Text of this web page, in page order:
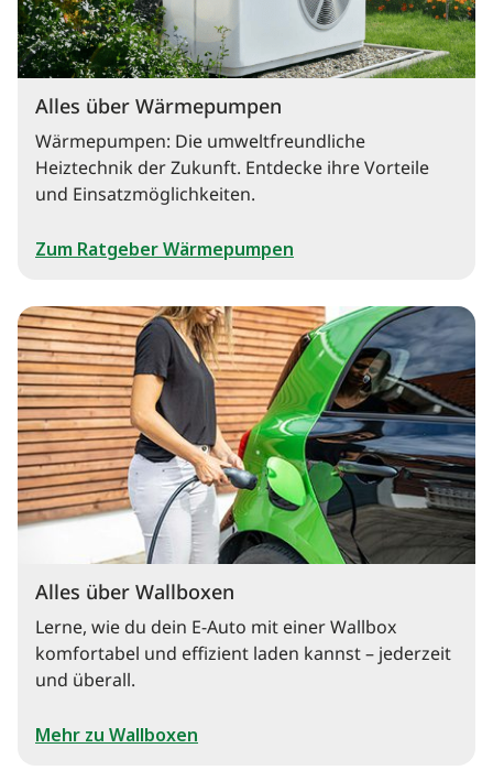
Alles über Wärmepumpen
Wärmepumpen: Die umweltfreundliche
Heiztechnik der Zukunft. Entdecke ihre Vorteile
und Einsatzmöglichkeiten.
Zum Ratgeber Wärmepumpen
Alles über Wallboxen
Lerne, wie du dein E-Auto mit einer Wallbox
komfortabel und effizient laden kannst – jederzeit
und überall.
Mehr zu Wallboxen